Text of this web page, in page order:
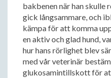
bakbenen när han skulle
gick långsammare, och
kämpa för att komma
en aktiv och glad hund,
hur hans rörlighet blev
med vår veterinär
glukosamintillskott för